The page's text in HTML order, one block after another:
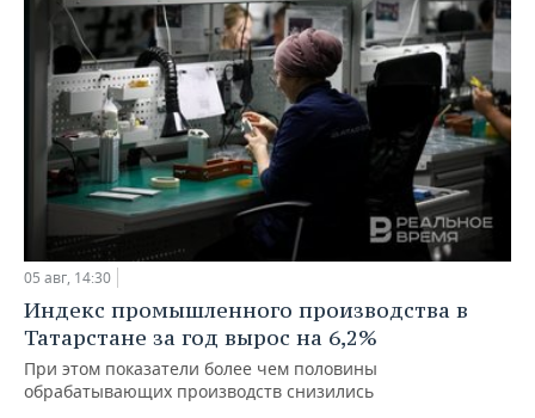
05 авг, 14:30
Индекс промышленного производства в
Татарстане за год вырос на 6,2%
При этом показатели более чем половины
обрабатывающих производств снизились